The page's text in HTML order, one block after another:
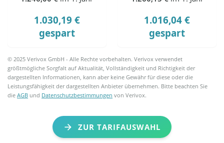
1.030,19 €
gespart
1.016,04 €
gespart
© 2025 Verivox GmbH - Alle Rechte vorbehalten. Verivox verwendet
größtmögliche Sorgfalt auf Aktualität, Vollständigkeit und Richtigkeit der
dargestellten Informationen, kann aber keine Gewähr für diese oder die
Leistungsfähigkeit der dargestellten Anbieter übernehmen. Bitte beachten Sie
dieAGB und Datenschutzbestimmungen von Verivox.
ZUR TARIFAUSWAHL